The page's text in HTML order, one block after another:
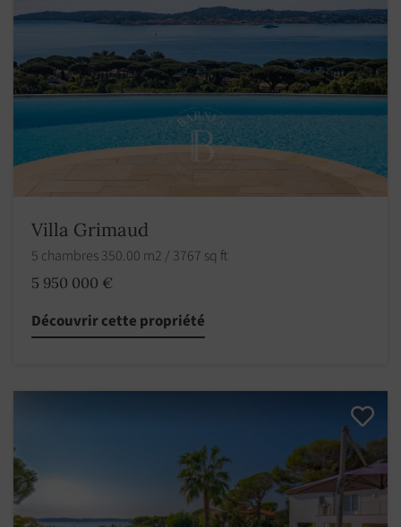
Villa Grimaud
5 chambres 350.00 m2 / 3767 sq ft
5 950 000 €
Découvrir cette propriété